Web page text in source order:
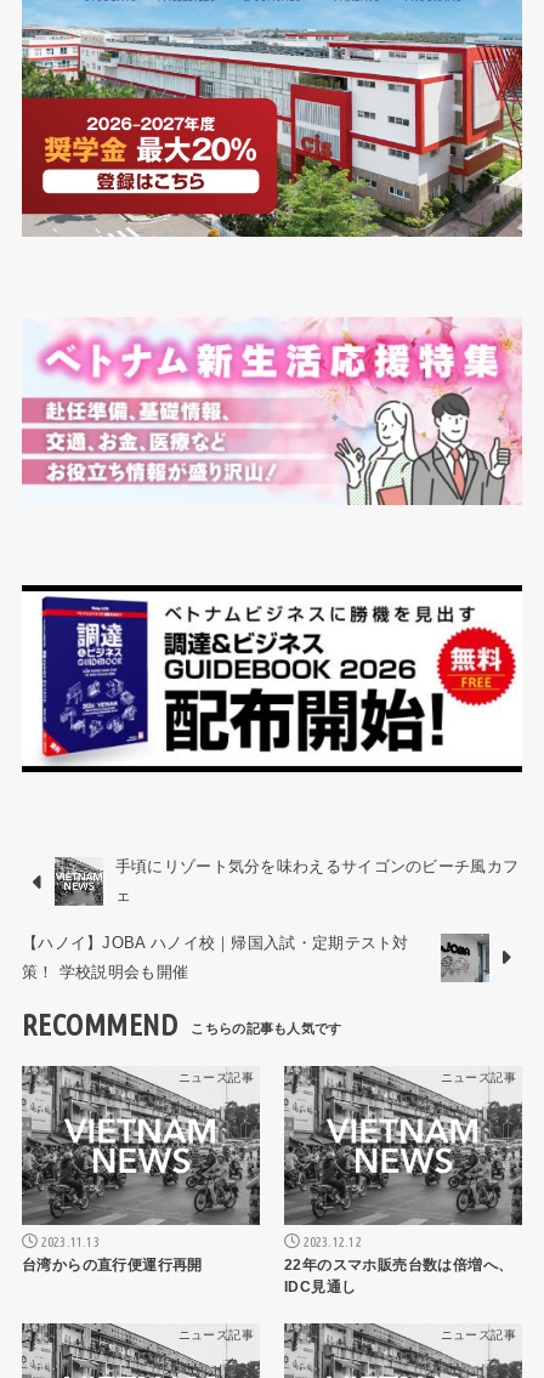
手頃にリゾート気分を味わえるサイゴンのビーチ風カフ
ェ
【ハノイ】JOBA ハノイ校｜帰国入試・定期テスト対
策！ 学校説明会も開催
RECOMMEND
ニュース記事
2023.11.13
台湾からの直行便運行再開
ニュース記事
2023.12.12
22年のスマホ販売台数は倍増へ、
IDC見通し
ニュース記事 ニュース記事